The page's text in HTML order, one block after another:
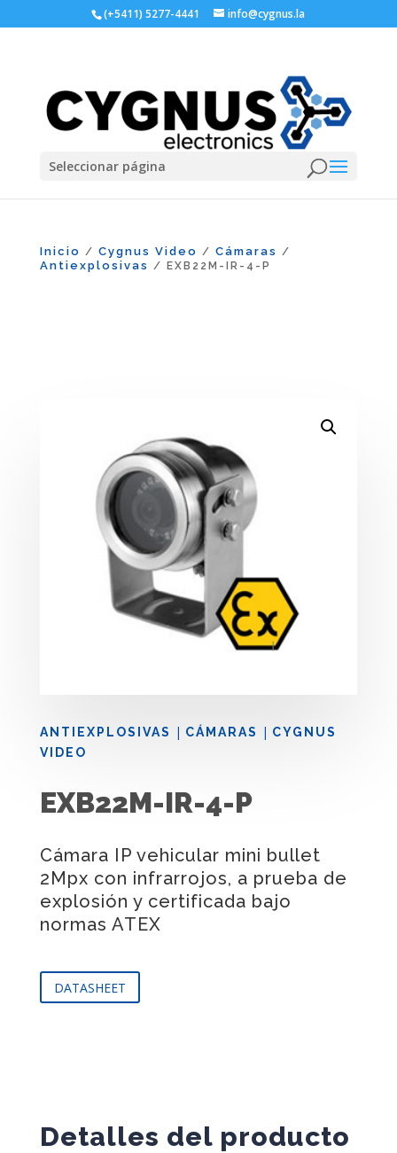
(+5411) 5277-4441 info@cygnus.la
Seleccionar página
Inicio / Cygnus Video / Cámaras /
Antiexplosivas / EXB22M-IR-4-P
ANTIEXPLOSIVAS | CÁMARAS | CYGNUS
VIDEO
EXB22M-IR-4-P
Cámara IP vehicular mini bullet
2Mpx con infrarrojos, a prueba de
explosión y certificada bajo
normas ATEX
DATASHEET
Detalles del producto